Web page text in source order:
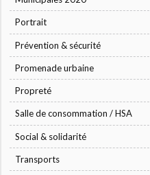
Portrait
Prévention & sécurité
Promenade urbaine
Propreté
Salle de consommation / HSA
Social & solidarité
Transports